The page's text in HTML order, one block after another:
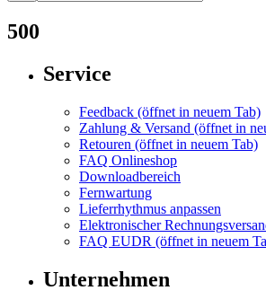
500
Service
Feedback (öffnet in neuem Tab)
Zahlung & Versand (öffnet in
Retouren (öffnet in neuem Tab)
FAQ Onlineshop
Downloadbereich
Fernwartung
Lieferrhythmus anpassen
Elektronischer
FAQ EUDR (öffnet in neuem
Unternehmen